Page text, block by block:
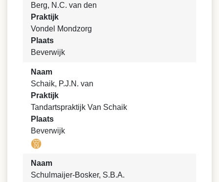
Berg, N.C. van den
Praktijk
Vondel Mondzorg
Plaats
Beverwijk
Naam
Schaik, P.J.N. van
Praktijk
Tandartspraktijk Van Schaik
Plaats
Beverwijk
Naam
Schulmaijer-Bosker, S.B.A.